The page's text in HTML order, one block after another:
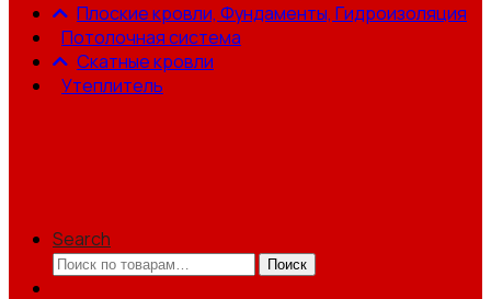
Плоские кровли, Фундаменты, Гидроизоляция
Потолочная система
Скатные кровли
Утеплитель
Search
Искать:
Поиск